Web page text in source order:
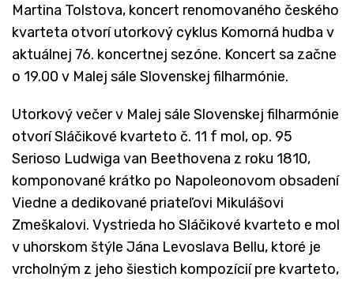
Martina Tolstova, koncert renomovaného českého
kvarteta otvorí utorkový cyklus Komorná hudba v
aktuálnej 76. koncertnej sezóne. Koncert sa začne
o 19.00 v Malej sále Slovenskej filharmónie.
Utorkový večer v Malej sále Slovenskej filharmónie
otvorí Sláčikové kvarteto č. 11 f mol, op. 95
Serioso Ludwiga van Beethovena z roku 1810,
komponované krátko po Napoleonovom obsadení
Viedne a dedikované priateľovi Mikulášovi
Zmeškalovi. Vystrieda ho Sláčikové kvarteto e mol
v uhorskom štýle Jána Levoslava Bellu, ktoré je
vrcholným z jeho šiestich kompozícií pre kvarteto,